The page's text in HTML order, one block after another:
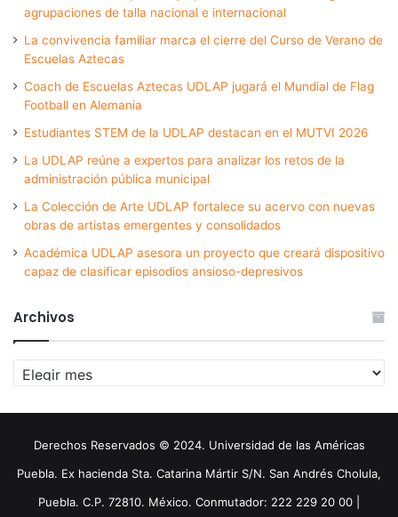
agrupaciones de talla nacional e internacional
La convivencia familiar marca el cierre del Curso de Verano de
Escuelas Aztecas
Coach de Escuelas Aztecas UDLAP jugará el Mundial de Flag
Football en Alemania
Estudiantes STEM de la UDLAP destacan en el MUTVI 2026
La UDLAP reúne a expertos para analizar los retos de la
administración pública municipal
La Colección de Arte UDLAP fortalece su acervo con nuevas
obras de artistas emergentes y consolidados
Académica UDLAP asesora un proyecto que creará dispositivo
capaz de clasificar episodios ansioso-depresivos
Archivos
Archivos
Derechos Reservados © 2024. Universidad de las Américas
Puebla. Ex hacienda Sta. Catarina Mártir S/N. San Andrés Cholula,
Puebla. C.P. 72810. México. Conmutador: 222 229 20 00 |